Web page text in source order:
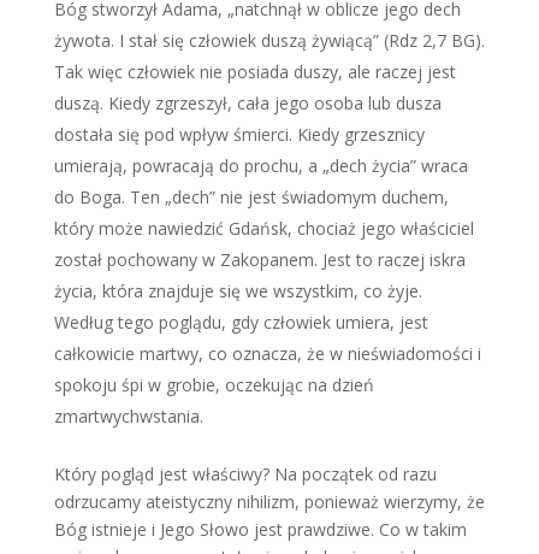
Bóg stworzył Adama, „natchnął w oblicze jego dech
żywota. I stał się człowiek duszą żywiącą” (Rdz 2,7 BG).
Tak więc człowiek nie posiada duszy, ale raczej jest
duszą. Kiedy zgrzeszył, cała jego osoba lub dusza
dostała się pod wpływ śmierci. Kiedy grzesznicy
umierają, powracają do prochu, a „dech życia” wraca
do Boga. Ten „dech” nie jest świadomym duchem,
który może nawiedzić Gdańsk, chociaż jego właściciel
został pochowany w Zakopanem. Jest to raczej iskra
życia, która znajduje się we wszystkim, co żyje.
Według tego poglądu, gdy człowiek umiera, jest
całkowicie martwy, co oznacza, że w nieświadomości i
spokoju śpi w grobie, oczekując na dzień
zmartwychwstania.
Który pogląd jest właściwy? Na początek od razu
odrzucamy ateistyczny nihilizm, ponieważ wierzymy, że
Bóg istnieje i Jego Słowo jest prawdziwe. Co w takim